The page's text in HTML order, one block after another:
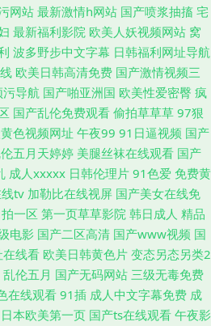
网站 最新激情h网站 国产喷浆抽搐 宅
最新福利影院 欧美人妖视频网站 窝
波多野步中文字幕 日韩福利网址导航
欧美日韩高清免费 国产激情视频三
导航 国产啪亚洲国 欧美性爱密臀 疯
国产乱伦免费观看 偷拍草草草 97狠
色视频网址 午夜99 91日逼视频 国产
五月天婷婷 美腿丝袜在线观看 国产
成人xxxxx 日韩伦理片 91色爱 免费黄
tv 加勒比在线视屏 国产美女在线免
一区 第一页草草影院 韩日成人 精品
电影 国产二区高清 国产www视频 国
线看 欧美日韩黄色片 变态另态另类2
乱伦五月 国产无码网站 三级无毒免费
在线观看 91插 成人中文字幕免费 成
日本欧美第一页 国产ts在线观看 午夜影